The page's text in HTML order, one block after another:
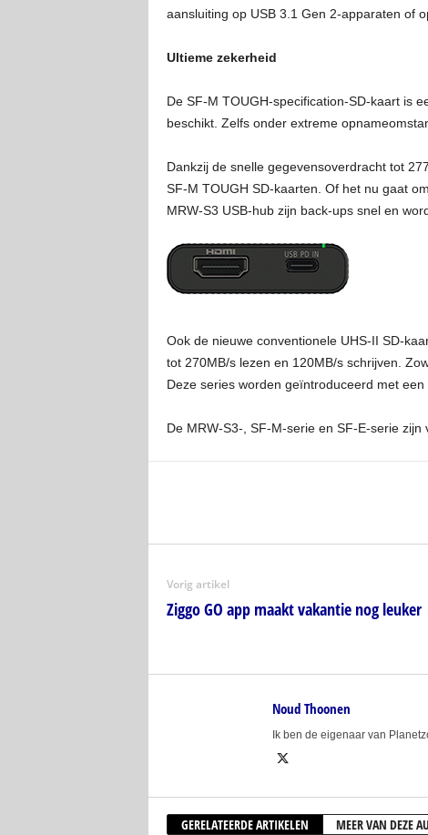
aansluiting op USB 3.1 Gen 2-apparaten of
Ultieme zekerheid
De SF-M TOUGH-specification-SD-kaart is
beschikt. Zelfs onder extreme
Dankzij de snelle gegevensoverdracht tot
SF-M TOUGH SD-kaarten. Of het nu gaat
MRW-S3 USB-hub zijn back-ups snel en
Ook de nieuwe conventionele UHS-II SD-
tot 270MB/s lezen en 120MB/s schrijven.
Deze series worden geïntroduceerd met
De MRW-S3-, SF-M-serie en SF-E-serie
Vorig artikel
Ziggo GO app maakt vakantie nog leuker
Noud Thoonen
Ik ben de eigenaar van
GERELATEERDE ARTIKELEN MEER VAN DEZE